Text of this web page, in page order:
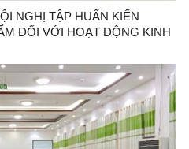
NGHỊ TẬP HUẤN KIẾN
ĐỐI VỚI HOẠT ĐỘNG KINH